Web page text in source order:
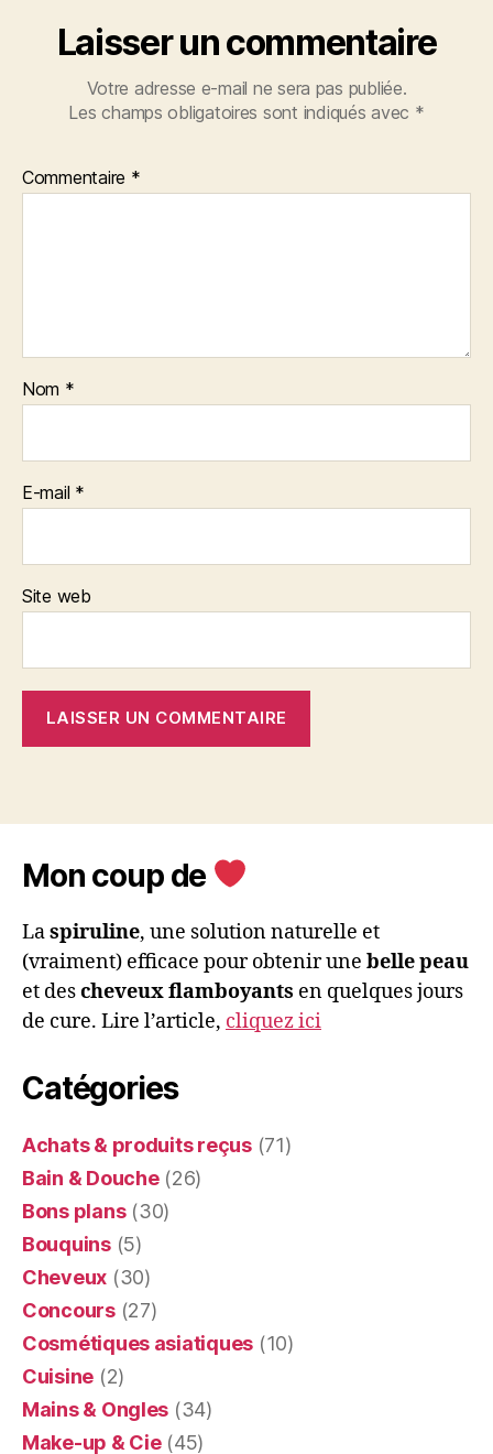
Laisser un commentaire
Votre adresse e-mail ne sera pas publiée.
Les champs obligatoires sont indiqués avec *
Commentaire *
Nom *
E-mail *
Site web
Mon coup de
Laspiruline, une solution naturelle et
(vraiment) efficace pour obtenir une belle peau
et descheveux flamboyants en quelques jours
de cure. Lire l’article, cliquez ici
Catégories
Achats & produits reçus(71)
Bain & Douche(26)
Bons plans(30)
Bouquins(5)
Cheveux (30)
Concours(27)
Cosmétiques asiatiques (10)
Cuisine (2)
Mains & Ongles (34)
Make-up & Cie(45)